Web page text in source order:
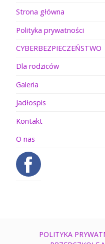
Strona główna
Polityka prywatności
CYBERBEZPIECZEŃSTWO
Dla rodziców
Galeria
Jadłospis
Kontakt
O nas
POLITYKA